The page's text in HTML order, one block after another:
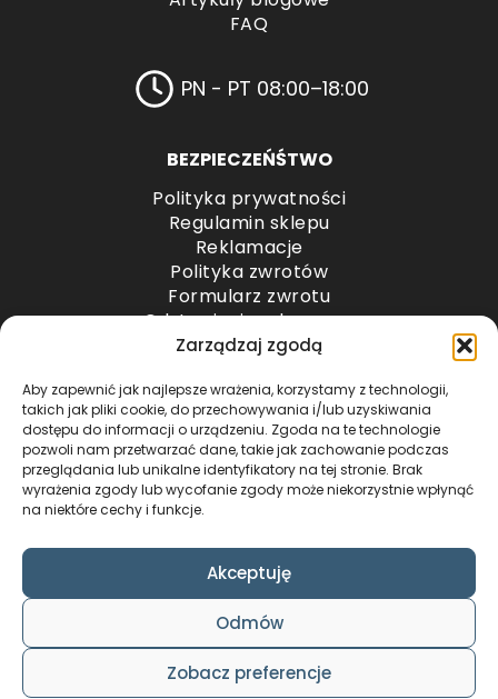
Zarządzaj zgodą
Aby zapewnić jak najlepsze wrażenia, korzystamy z technologii,
takich jak pliki cookie, do przechowywania i/lub uzyskiwania
dostępu do informacji o urządzeniu. Zgoda na te technologie
pozwoli nam przetwarzać dane, takie jak zachowanie podczas
przeglądania lub unikalne identyfikatory na tej stronie. Brak
wyrażenia zgody lub wycofanie zgody może niekorzystnie wpłynąć
na niektóre cechy i funkcje.
Akceptuję
Odmów
Zobacz preferencje
FAQ
PN - PT 08:00–18:00
BEZPIECZEŃŚTWO
Polityka prywatności
Regulamin sklepu
Reklamacje
Polityka zwrotów
Formularz zwrotu
Odstąpienie od umowy
Odstąpienie od umowy – przesyłki paletowe
METODY PŁATNOŚCI
COPYRIGHT © 2024 by ADWENTO ŁUKASZ
WIECZOREK / ALL RIGHTS RESERVED
DESIGN & CODE BY
FOXSTUDIO